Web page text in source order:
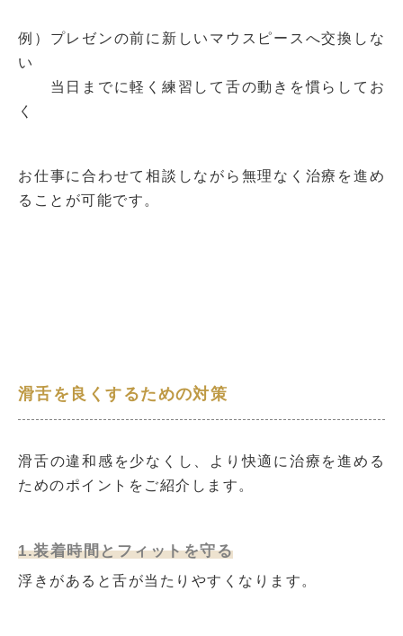
例）プレゼンの前に新しいマウスピースへ交換しな
い
当日までに軽く練習して舌の動きを慣らしてお
く
お仕事に合わせて相談しながら無理なく治療を進め
ることが可能です。
滑舌を良くするための対策
滑舌の違和感を少なくし、より快適に治療を進める
ためのポイントをご紹介します。
1.装着時間とフィットを守る
浮きがあると舌が当たりやすくなります。